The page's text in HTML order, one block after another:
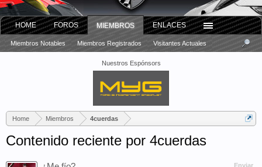
Nuestros Espónsors
Home Miembros 4cuerdas
Contenido reciente por 4cuerdas
Enviar
HOME FOROS MIEMBROS
Miembros Notables Miembros Registrados Visitantes Actuales
ENLACES